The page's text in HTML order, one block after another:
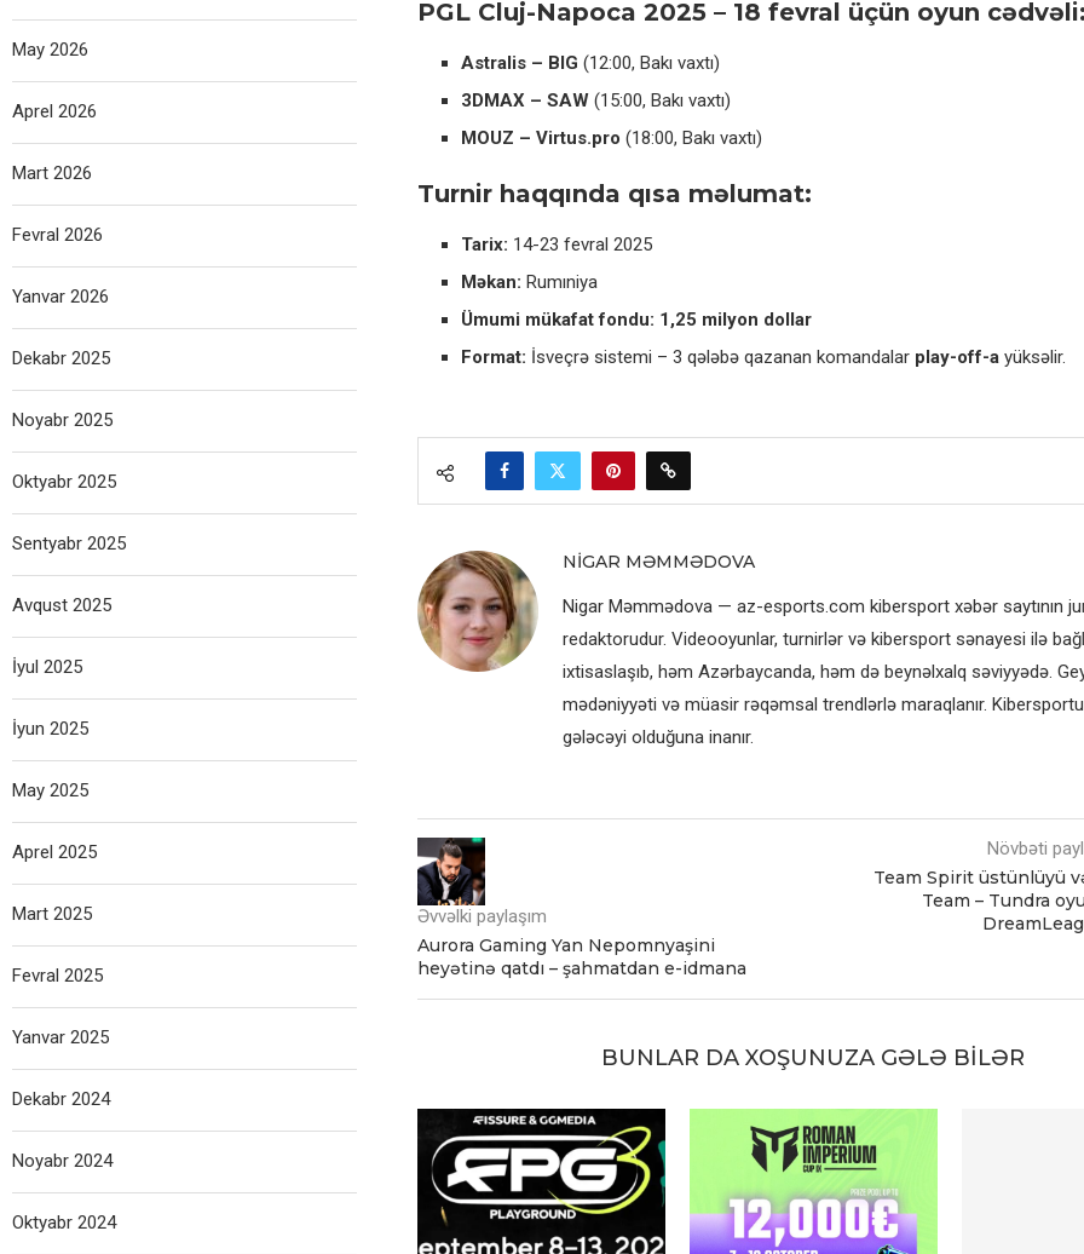
PGL Cluj-Napoca 2025 – 18 fevral üçün oyun cədvəli:
Astralis – BIG (12:00, Bakı vaxtı)
3DMAX – SAW(15:00, Bakı vaxtı)
MOUZ – Virtus.pro (18:00, Bakı vaxtı)
Turnir haqqında qısa məlumat:
Tarix: 14-23 fevral 2025
Məkan: Rumıniya
Ümumi mükafat fondu: 1,25 milyon dollar
Format: İsveçrə sistemi – 3 qələbə qazanan komandalar play-off-ayüksəlir.
NIGAR MƏMMƏDOVA
Nigar Məmmədova — az-esports.com kibersport xəbər saytının
redaktorudur. Videooyunlar, turnirlər və kibersport sənayesi ilə
ixtisaslaşıb, həm Azərbaycanda, həm də beynəlxalq səviyyədə.
mədəniyyəti və müasir rəqəmsal trendlərlə maraqlanır.
gələcəyi olduğuna inanır.
Əvvəlki paylaşım
Aurora Gaming Yan Nеpоmnyaşini
heyətinə qatdı – şahmatdan e-idmana
Növbəti
Team Spirit üstünlüyü
Team – Tundra
BUNLAR DA XOŞUNUZA GƏLƏ BILƏR
May 2026
Aprel 2026
Mart 2026
Fevral 2026
Yanvar 2026
Dekabr 2025
Noyabr 2025
Oktyabr 2025
Sentyabr 2025
Avqust 2025
İyul 2025
İyun 2025
May 2025
Aprel 2025
Mart 2025
Fevral 2025
Yanvar 2025
Dekabr 2024
Noyabr 2024
Oktyabr 2024